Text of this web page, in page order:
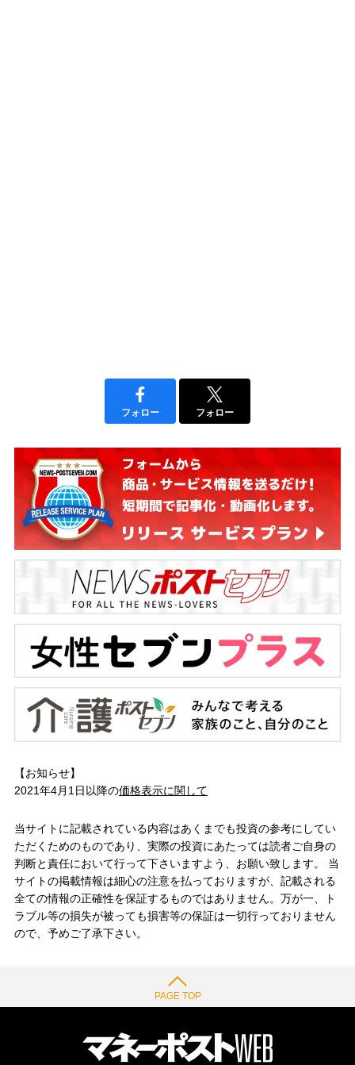
フォロー フォロー
【お知らせ】
2021年4月1日以降の価格表示に関して
当サイトに記載されている内容はあくまでも投資の参考にしてい
ただくためのものであり、実際の投資にあたっては読者ご自身の
判断と責任において行って下さいますよう、お願い致します。 当
サイトの掲載情報は細心の注意を払っておりますが、記載される
全ての情報の正確性を保証するものではありません。万が一、ト
ラブル等の損失が被っても損害等の保証は一切行っておりません
ので、予めご了承下さい。
PAGE TOP